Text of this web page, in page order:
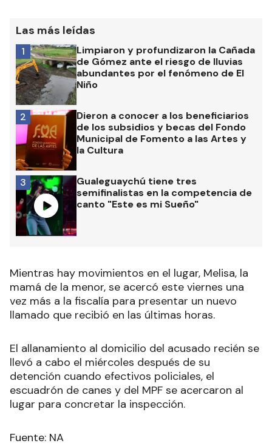
Las más leídas
Limpiaron y profundizaron la Cañada
de Gómez ante el riesgo de lluvias
abundantes por el fenómeno de El
Niño
1
Dieron a conocer a los beneficiarios
de los subsidios y becas del Fondo
Municipal de Fomento a las Artes y
la Cultura
2
Gualeguaychú tiene tres
semifinalistas en la competencia de
canto "Este es mi Sueño"
3
Mientras hay movimientos en el lugar, Melisa, la
mamá de la menor, se acercó este viernes una
vez más a la fiscalía para presentar un nuevo
llamado que recibió en las últimas horas.
El allanamiento al domicilio del acusado recién se
llevó a cabo el miércoles después de su
detención cuando efectivos policiales, el
escuadrón de canes y del MPF se acercaron al
lugar para concretar la inspección.
Fuente: NA